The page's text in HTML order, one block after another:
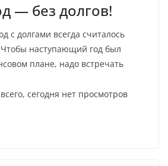
— без долгов!
с долгами всегда считалось
наступающий год был
плане, надо встречать
сегодня нет просмотров